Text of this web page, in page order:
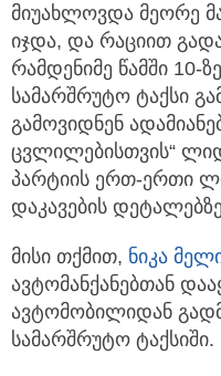
მიუახლოვდა მეორე
იჯდა, და რაციით
რამდენიმე წამში 10-
სამარშრუტო ტაქსი
გამოვიდნენ
ცვლილებისთვის“
პარტიის ერთ-ერთი
დაკავების
მისი თქმით, ნიკა
ავტომანქანებთან
ავტომობილიდან
სამარშრუტო ტაქსიში.